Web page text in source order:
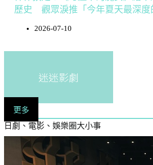
歷史 觀眾淚推「今年夏天最深度
2026-07-10
迷迷影劇
更多
日劇、電影、娛樂圈大小事